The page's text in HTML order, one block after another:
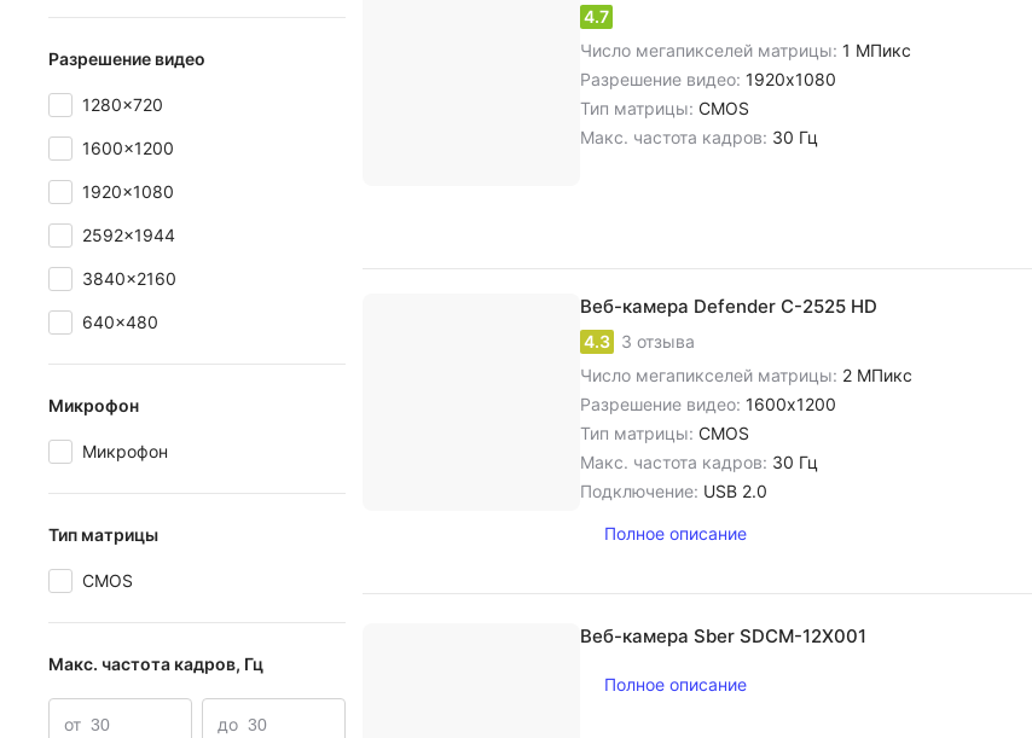
Разрешение видео
1280x720
1600x1200
1920x1080
2592x1944
3840x2160
640x480
Микрофон
Микрофон
Тип матрицы
CMOS
Макс. частота кадров, Гц
от до
4.7
Число мегапикселей матрицы: 1 МПикс
Разрешение видео: 1920x1080
Тип матрицы: CMOS
Макс. частота кадров: 30 Гц
Веб-камера Defender C-2525 HD
4.3 3 отзыва
Число мегапикселей матрицы: 2 МПикс
Разрешение видео: 1600x1200
Тип матрицы: CMOS
Макс. частота кадров: 30 Гц
Подключение: USB 2.0
Полное описание
Веб-камера Sber SDCM-12Х001
Полное описание